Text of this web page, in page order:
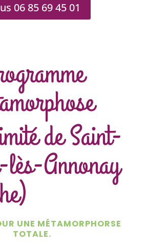
06 85 69 45 01
de Saint-
Annonay
UNE MÉTAMORPHORSE
TOTALE.